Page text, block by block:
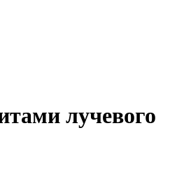
лучевого